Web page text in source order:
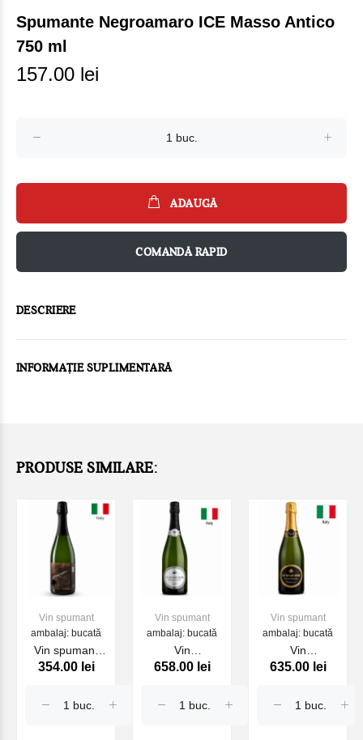
Spumante Negroamaro ICE Masso Antico
750 ml
157.00 lei
ADAUGĂ
COMANDĂ RAPID
DESCRIERE
INFORMAȚIE SUPLIMENTARĂ
PRODUSE SIMILARE:
Vin spumant
ambalaj: bucată
Vin spumant
Edmond
FELLINE , alb,
354.00 lei
Vin spumant
ambalaj: bucată
Vin
Franciacorta Lo
Saten, 750ml
658.00 lei
Vin spumant
ambalaj: bucată
Vin
Franciacorta Lo
Cuvee №7,
635.00 lei